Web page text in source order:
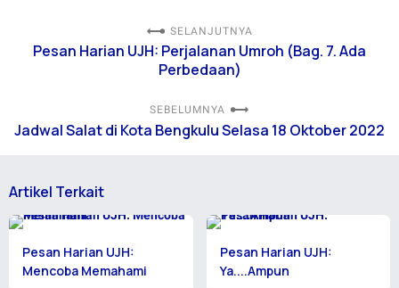
SELANJUTNYA
Pesan Harian UJH: Perjalanan Umroh (Bag. 7. Ada
Perbedaan)
SEBELUMNYA
Jadwal Salat di Kota Bengkulu Selasa 18 Oktober 2022
Artikel Terkait
Pesan Harian UJH:
Mencoba Memahami
Pesan Harian UJH:
Ya....Ampun